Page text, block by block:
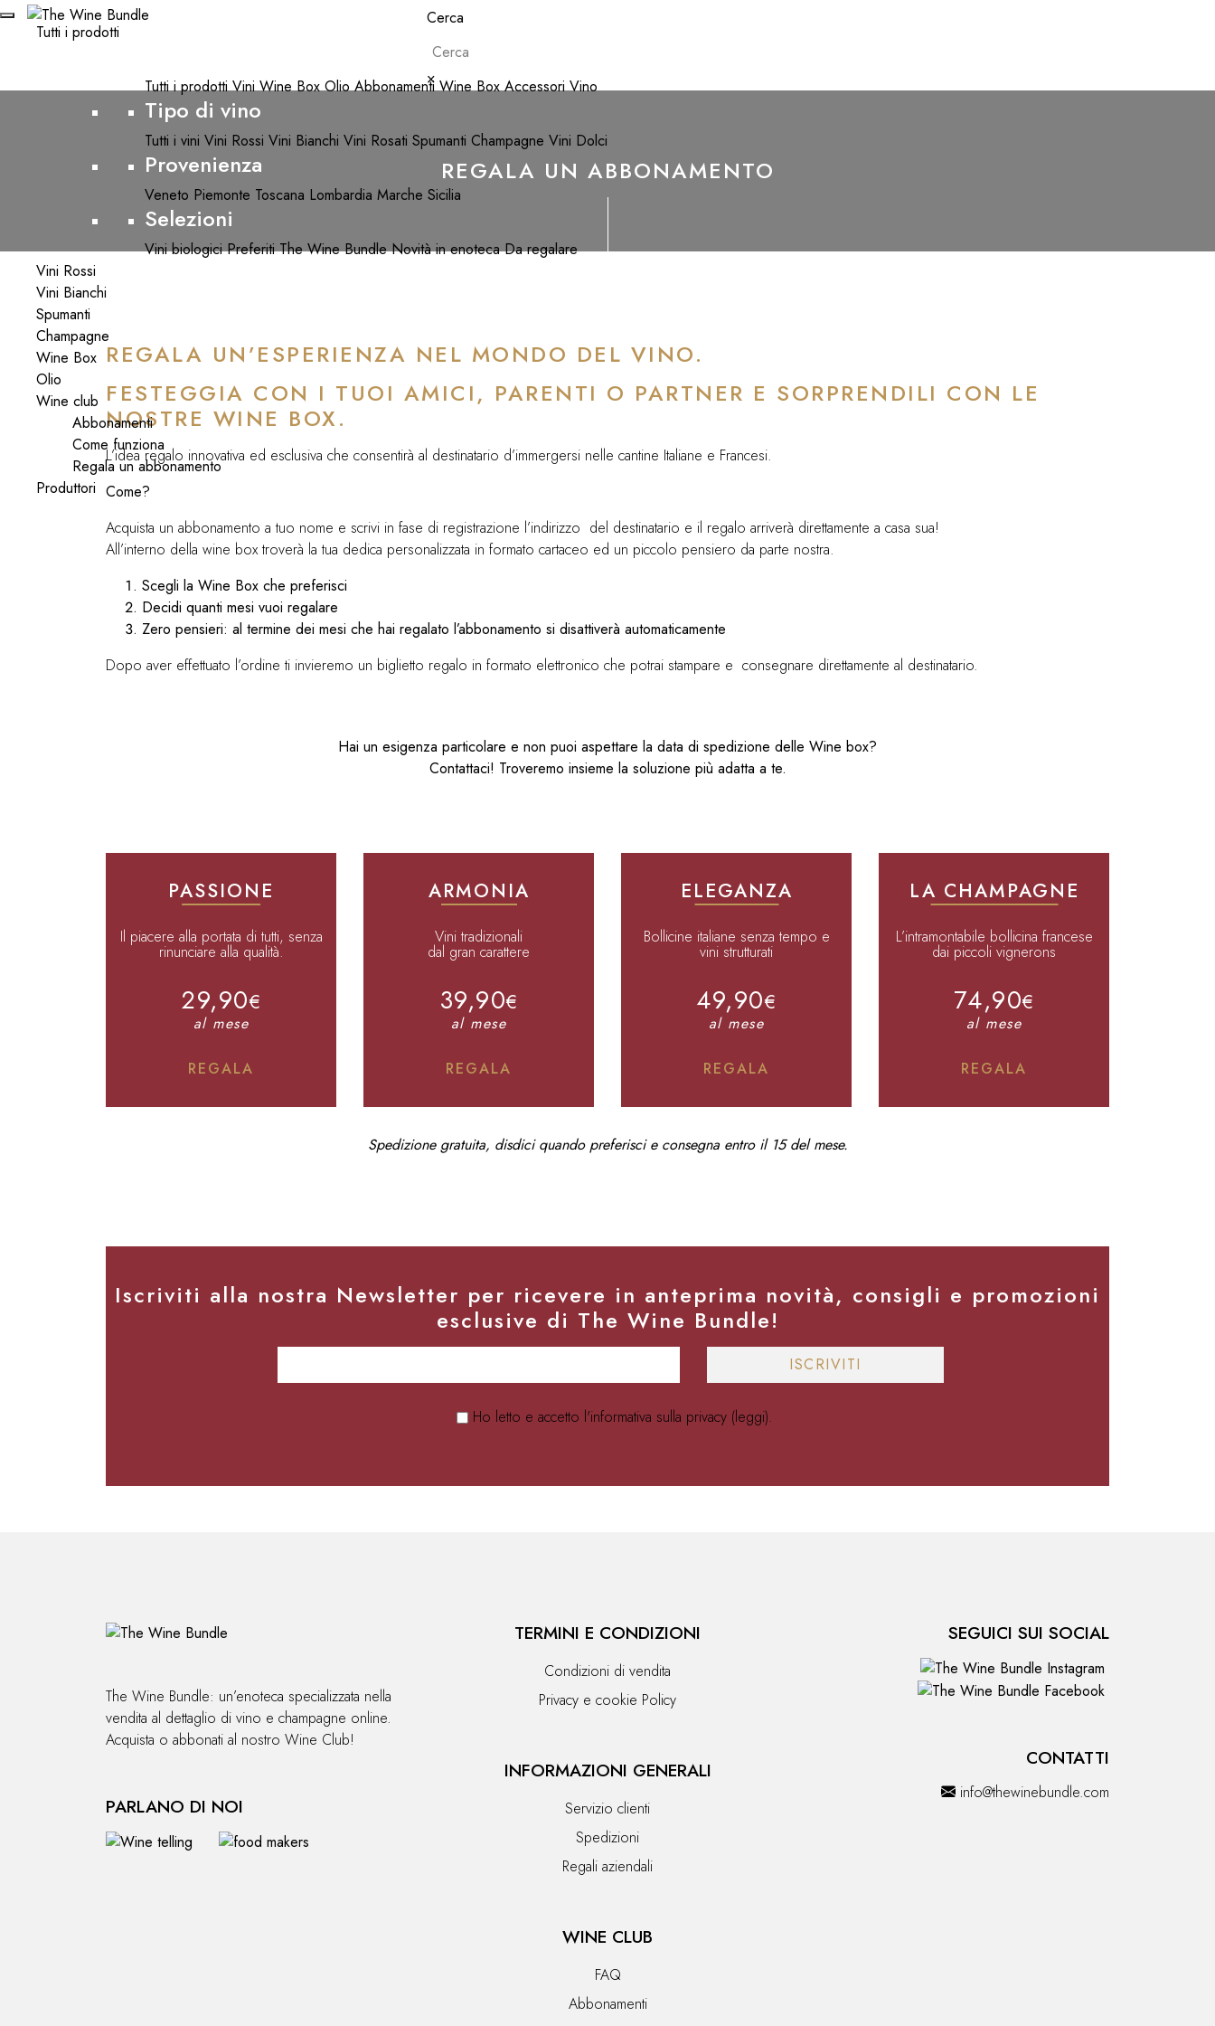
Cerca
×
Tutti i prodotti
Tutti i prodotti Vini Wine Box Olio Abbonamenti Wine Box Accessori Vino
Tipo di vino
Tutti i vini Vini Rossi Vini Bianchi Vini Rosati Spumanti Champagne Vini Dolci
Provenienza
Veneto Piemonte Toscana Lombardia Marche Sicilia
Selezioni
Vini biologici Preferiti The Wine Bundle Novità in enoteca Da regalare
Vini Rossi
Vini Bianchi
Spumanti
Champagne
Wine Box
Olio
Wine club
Abbonamenti
Come funziona
Regala un abbonamento
Produttori
REGALA UN ABBONAMENTO
REGALA UN’ESPERIENZA NEL MONDO DEL VINO.
FESTEGGIA CON I TUOI AMICI, PARENTI O PARTNER E SORPRENDILI CON LE
NOSTRE WINE BOX.
L’idea regalo innovativa ed esclusiva che consentirà al destinatario d’immergersi nelle cantine Italiane e Francesi.
Come?
Acquista un abbonamento a tuo nome e scrivi in fase di registrazione l’indirizzo del destinatario e il regalo arriverà direttamente a casa sua!
All’interno della wine box troverà la tua dedica personalizzata in formato cartaceo ed un piccolo pensiero da parte nostra.
Scegli la Wine Box che preferisci
Decidi quanti mesi vuoi regalare
Zero pensieri: al termine dei mesi che hai regalato l’abbonamento si disattiverà automaticamente
Dopo aver effettuato l’ordine ti invieremo un biglietto regalo in formato elettronico che potrai stampare e consegnare direttamente al destinatario.
Hai un esigenza particolare e non puoi aspettare la data di spedizione delle Wine box?
Contattaci! Troveremo insieme la soluzione più adatta a te.
PASSIONE
Il piacere alla portata di tutti, senza
rinunciare alla qualità.
29,90€
al mese
REGALA
ARMONIA
Vini tradizionali
dal gran carattere
39,90€
al mese
REGALA
ELEGANZA
Bollicine italiane senza tempo e
vini strutturati
49,90€
al mese
REGALA
LA CHAMPAGNE
L’intramontabile bollicina francese
dai piccoli vignerons
74,90€
al mese
REGALA
Spedizione gratuita, disdici quando preferisci e consegna entro il 15 del mese.
Iscriviti alla nostra Newsletter per ricevere in anteprima novità, consigli e promozioni
esclusive di The Wine Bundle!
Ho letto e accetto l'informativa sulla privacy (leggi).
The Wine Bundle: un’enoteca specializzata nella
vendita al dettaglio di vino e champagne online.
Acquista o abbonati al nostro Wine Club!
PARLANO DI NOI
TERMINI E CONDIZIONI
Condizioni di vendita
Privacy e cookie Policy
INFORMAZIONI GENERALI
Servizio clienti
Spedizioni
Regali aziendali
WINE CLUB
FAQ
Abbonamenti
SEGUICI SUI SOCIAL
CONTATTI
info@thewinebundle.com